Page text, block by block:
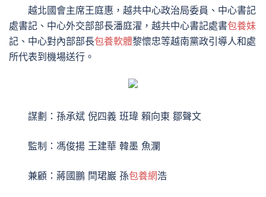
越北國會主席王庭惠，越共中心政治局委員、中心書記
處書記、中心外交部部長潘庭濯，越共中心書記處書包養妹
記、中心對內部部長包養軟體黎懷忠等越南黨政引導人和處
所代表到機場送行。
謀劃：孫承斌 倪四義 班瑋 賴向東 鄒聲文
監制：馮俊揚 王建華 韓墨 魚瀾
兼顧：蔣國鵬 閆珺巖 孫包養網浩